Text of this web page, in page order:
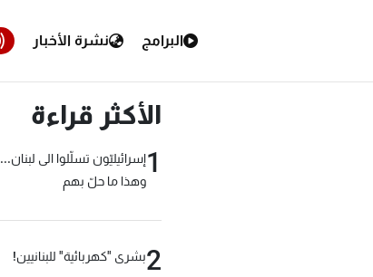
البرامج نشرة الأخبار
الأكثر قراءة
1إسرائيليّون تسلّلوا الى لبنان...
وهذا ما حلّ بهم
2بشرى "كهربائية" للبنانيين!